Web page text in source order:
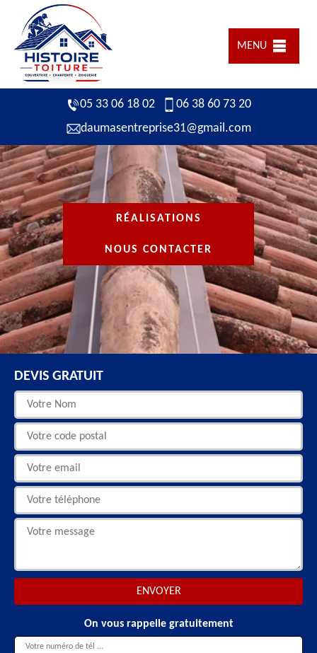
MENU
05 33 06 18 02
06 38 60 73 20
daumasentreprise31@gmail.com
RÉALISATIONS
NOUS CONTACTER
DEVIS GRATUIT
On vous rappelle gratuitement